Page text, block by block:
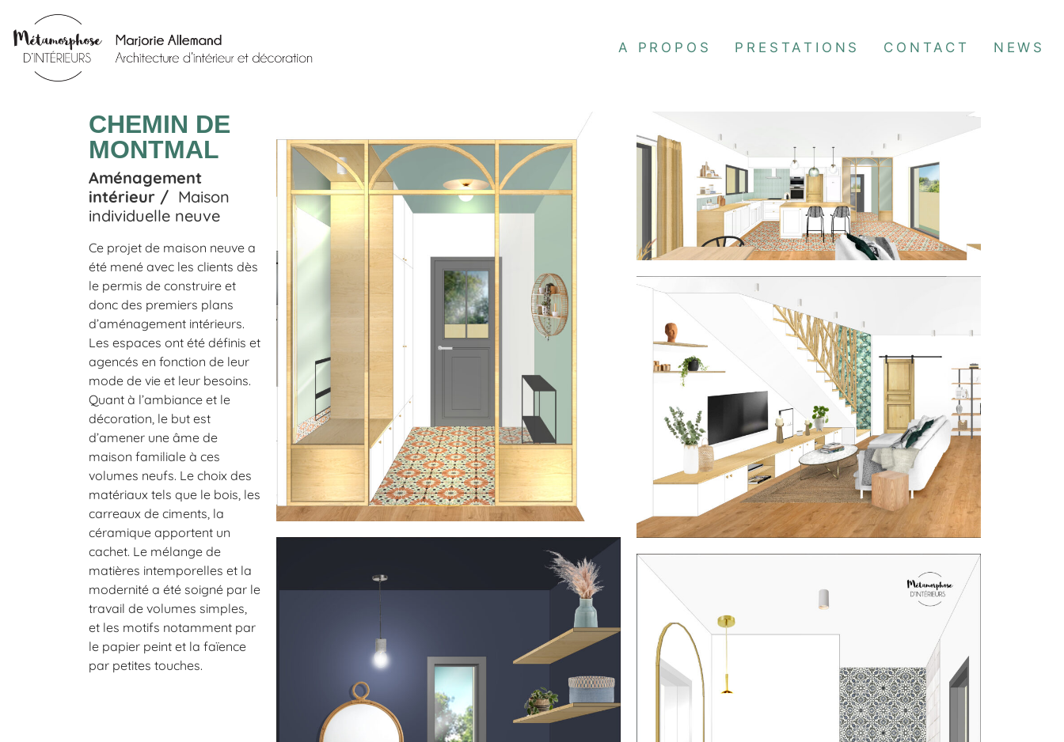
A PROPOS PRESTATIONS CONTACT NEWS
CHEMIN DE
MONTMAL
Aménagement
intérieur / Maison
individuelle neuve
Ce projet de maison neuve a
été mené avec les clients dès
le permis de construire et
donc des premiers plans
d’aménagement intérieurs.
Les espaces ont été définis et
agencés en fonction de leur
mode de vie et leur besoins.
Quant à l’ambiance et le
décoration, le but est
d’amener une âme de
maison familiale à ces
volumes neufs. Le choix des
matériaux tels que le bois, les
carreaux de ciments, la
céramique apportent un
cachet. Le mélange de
matières intemporelles et la
modernité a été soigné par le
travail de volumes simples,
et les motifs notamment par
le papier peint et la faïence
par petites touches.